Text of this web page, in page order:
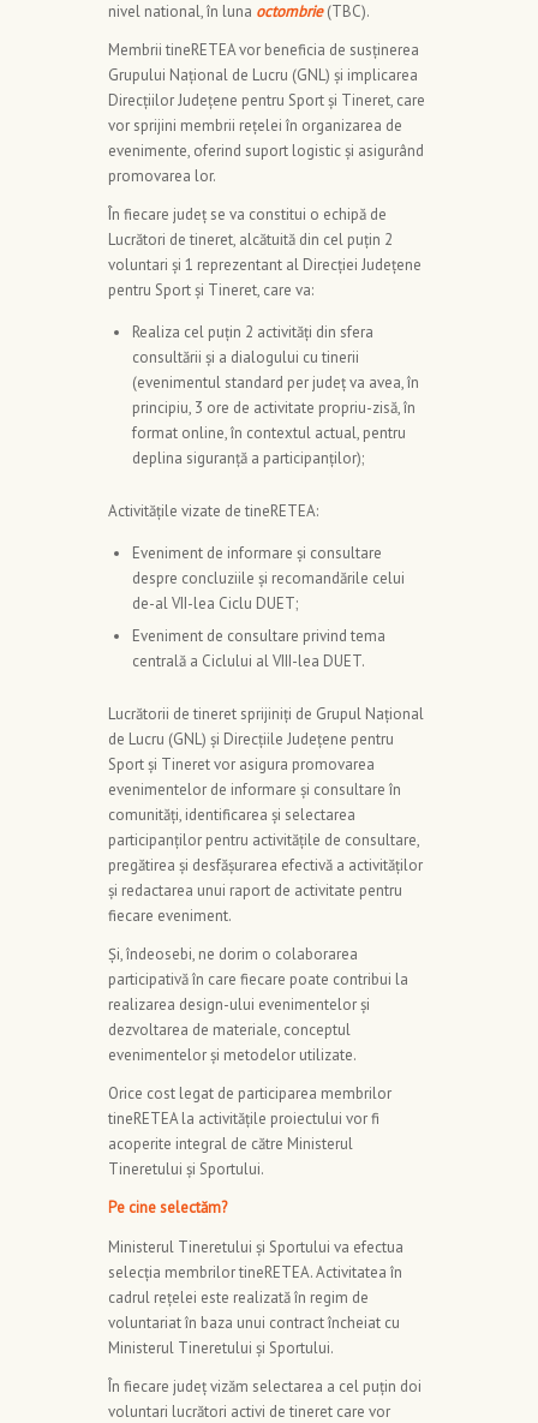
nivel national, în luna octombrie(TBC).
Membrii tineRETEA vor beneficia de susținerea
Grupului Naţional de Lucru (GNL) și implicarea
Direcțiilor Județene pentru Sport și Tineret, care
vor sprijini membrii rețelei în organizarea de
evenimente, oferind suport logistic și asigurând
promovarea lor.
În fiecare județ se va constitui o echipă de
Lucrători de tineret, alcătuită din cel puțin 2
voluntari și 1 reprezentant al Direcției Județene
pentru Sport și Tineret, care va:
Realiza cel puţin 2 activităţi din sfera
consultării și a dialogului cu tinerii
(evenimentul standard per județ va avea, în
principiu, 3 ore de activitate propriu-zisă, în
format online, în contextul actual, pentru
deplina siguranță a participanților);
Activitățile vizate de tineRETEA:
Eveniment de informare și consultare
despre concluziile și recomandările celui
de-al VII-lea Ciclu DUET;
Eveniment de consultare privind tema
centrală a Ciclului al VIII-lea DUET.
Lucrătorii de tineret sprijiniți de Grupul Naţional
de Lucru (GNL) și Direcțiile Județene pentru
Sport și Tineret vor asigura promovarea
evenimentelor de informare și consultare în
comunități, identificarea și selectarea
participanţilor pentru activitățile de consultare,
pregătirea și desfășurarea efectivă a activităților
și redactarea unui raport de activitate pentru
fiecare eveniment.
Și, îndeosebi, ne dorim o colaborarea
participativă în care fiecare poate contribui la
realizarea design-ului evenimentelor şi
dezvoltarea de materiale, conceptul
evenimentelor și metodelor utilizate.
Orice cost legat de participarea membrilor
tineRETEA la activitățile proiectului vor fi
acoperite integral de către Ministerul
Tineretului și Sportului.
Pe cine selectăm?
Ministerul Tineretului și Sportului va efectua
selecția membrilor tineRETEA. Activitatea în
cadrul reţelei este realizată în regim de
voluntariat în baza unui contract încheiat cu
Ministerul Tineretului și Sportului.
În fiecare județ vizăm selectarea a cel puțin doi
voluntari lucrători activi de tineret care vor